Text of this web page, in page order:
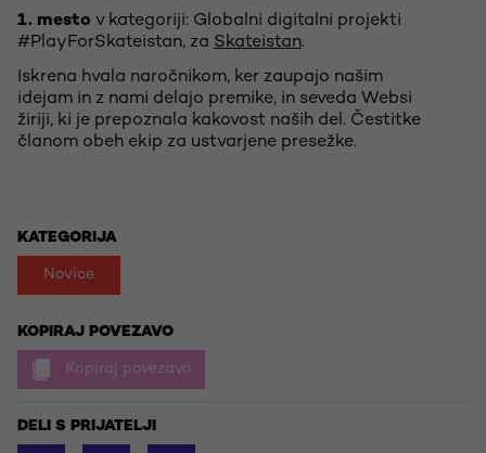
1. mesto v kategoriji: Globalni digitalni projekti
#PlayForSkateistan, za Skateistan.
Iskrena hvala naročnikom, ker zaupajo našim
idejam in z nami delajo premike, in seveda Websi
žiriji, ki je prepoznala kakovost naših del. Čestitke
članom obeh ekip za ustvarjene presežke.
KATEGORIJA
Novice
KOPIRAJ POVEZAVO
Kopiraj povezavo
DELI S PRIJATELJI